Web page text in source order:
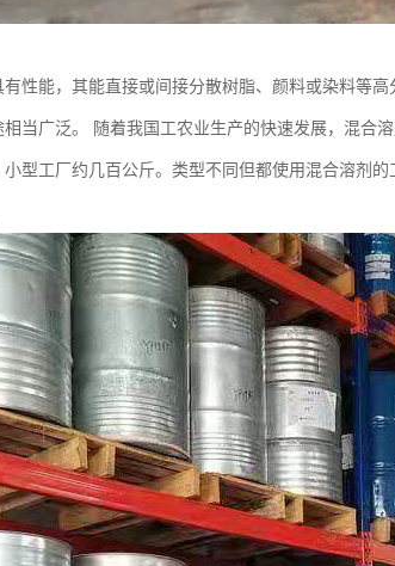
性能，其能直接或间接分散树脂、颜料或染料等
当广泛。 随着我国工农业生产的快速发展，混合
型工厂约几百公斤。类型不同但都使用混合溶剂